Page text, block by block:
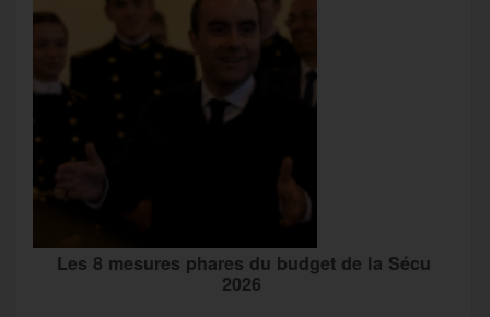
Les 8 mesures phares du budget de la Sécu
2026